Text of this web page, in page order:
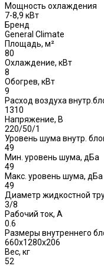
Мощность охлаждения
7-8,9 кВт
Бренд
General Climate
Площадь, м²
80
Охлаждение, кВт
8
Обогрев, кВт
9
Расход воздуха
1310
Напряжение, В
220/50/1
Уровень шума внутр.
49
Мин. уровень шума, дБа
49
Макс. уровень шума, дБа
49
Диаметр жидкостной
3/8
Рабочий ток, А
0.6
Размеры внутреннего
660х1280х206
Вес, кг
52